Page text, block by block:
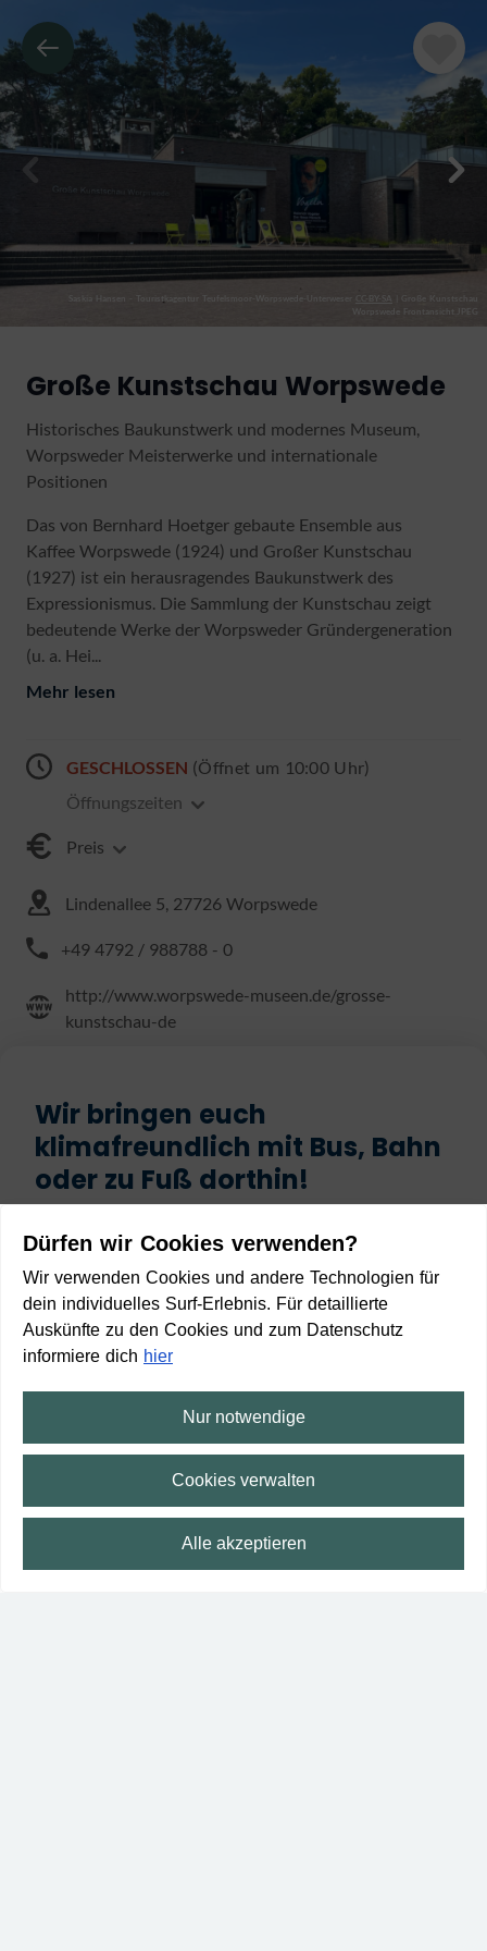
Saskia Hansen - Touristkagentur Teufelsmoor-Worpswede-Unterweser CC-BY-SA
Große Kunstschau
Worpswede Frontansicht.JPEG
Große Kunstschau Worpswede
Historisches Baukunstwerk und modernes Museum,
Worpsweder Meisterwerke und internationale
Positionen
Das von Bernhard Hoetger gebaute Ensemble aus
Kaffee Worpswede (1924) und Großer Kunstschau
(1927) ist ein herausragendes Baukunstwerk des
Expressionismus. Die Sammlung der Kunstschau zeigt
bedeutende Werke der Worpsweder Gründergeneration
(u. a. Hei...
Mehr lesen
GESCHLOSSEN (Öffnet um 10:00 Uhr)
Öffnungszeiten
Preis
Lindenallee 5, 27726 Worpswede
+49 4792 / 988788 - 0
http://www.worpswede-museen.de/grosse-
kunstschau-de
Wir bringen euch
klimafreundlich mit Bus, Bahn
oder zu Fuß dorthin!
Start
Anreise planen
Vollbild
Dürfen wir Cookies verwenden?
Wir verwenden Cookies und andere Technologien für
dein individuelles Surf-Erlebnis. Für detaillierte
Auskünfte zu den Cookies und zum Datenschutz
informiere dich hier
Nur notwendige
Cookies verwalten
Alle akzeptieren